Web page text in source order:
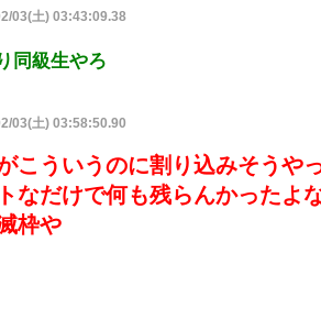
03(土) 03:43:09.38
同級生やろ
03(土) 03:58:50.90
こういうのに割り込みそうや
なだけで何も残らんかったよ
枠や